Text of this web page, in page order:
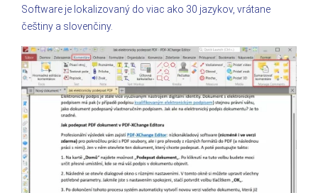
Software je lokalizovaný do viac ako 30 jazykov, vrátane
češtiny a slovenčiny.